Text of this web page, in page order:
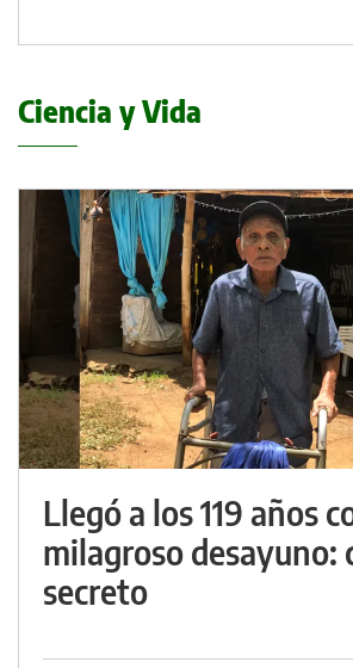
Ciencia y Vida
Llegó a los 119 años
milagroso desayuno:
secreto